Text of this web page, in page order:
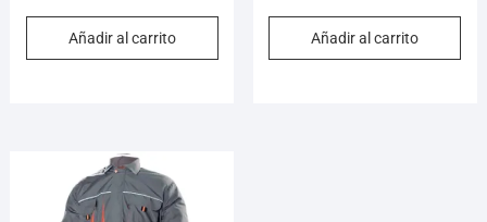
Añadir al carrito Añadir al carrito